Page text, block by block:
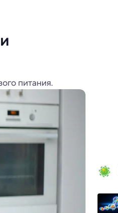
питания.